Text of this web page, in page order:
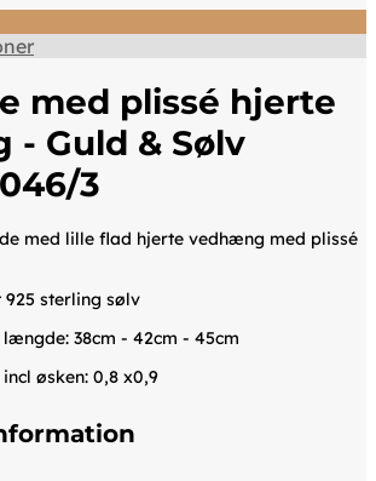
med plissé hjerte
Guld & Sølv
3
med lille flad hjerte vedhæng med plissé
sterling sølv
38cm - 42cm - 45cm
øsken: 0,8 x0,9